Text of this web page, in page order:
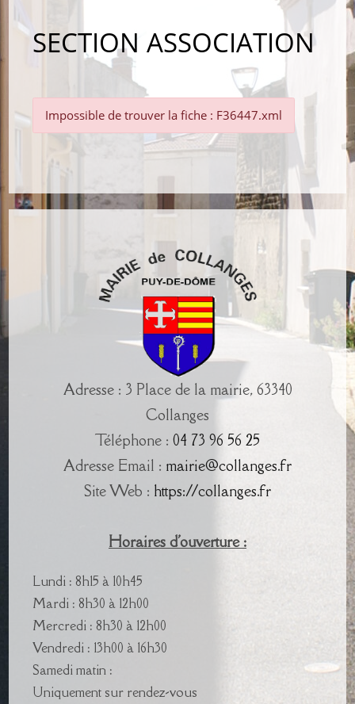
SECTION ASSOCIATION
Impossible de trouver la fiche : F36447.xml
Adresse : 3 Place de la mairie, 63340
Collanges
Téléphone : 04 73 96 56 25
Adresse Email : mairie@collanges.fr
Site Web : https://collanges.fr
Horaires d'ouverture :
Lundi : 8h15 à 10h45
Mardi : 8h30 à 12h00
Mercredi : 8h30 à 12h00
Vendredi : 13h00 à 16h30
Samedi matin :
Uniquement sur rendez-vous